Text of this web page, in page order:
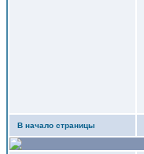
В начало страницы